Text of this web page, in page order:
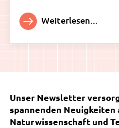
Weiterlesen...
Unser Newsletter
spannenden Neuigkeiten
Naturwissenschaft und